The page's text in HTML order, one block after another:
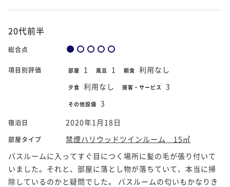
20代前半
総合点
項目別評価 部屋 1 風呂 1 朝食 利用なし
夕食 利用なし 接客・サービス 3
その他設備 3
宿泊日 2020年1月18日
部屋タイプ
禁煙ハリウッドツインルーム 15㎡
バスルームに入ってすぐ目につく場所に髪の毛が張り付いて
いました。それと、部屋に落とし物が落ちていて、本当に掃
除しているのかと疑問でした。 バスルームの匂いもかなりき